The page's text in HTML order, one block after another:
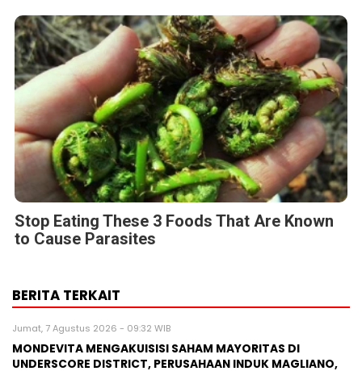
Stop Eating These 3 Foods That Are Known
to Cause Parasites
BERITA TERKAIT
Jumat, 7 Agustus 2026 - 09:32 WIB
MONDEVITA MENGAKUISISI SAHAM MAYORITAS DI
UNDERSCORE DISTRICT, PERUSAHAAN INDUK MAGLIANO,